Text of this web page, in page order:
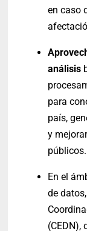
en caso
análisis
para
país,
y
públicos.
En el
de
(CEDN),